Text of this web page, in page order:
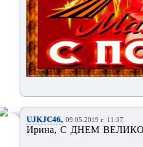
UJKJC46, 09.05.2019 г. 11:37
Ирина, С ДНЕМ